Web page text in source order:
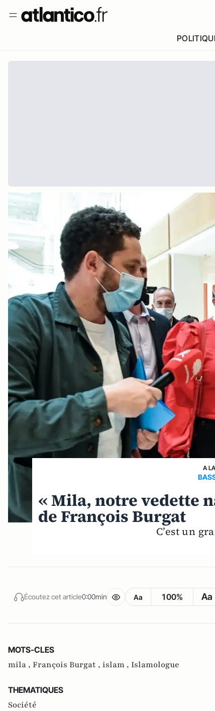
A
« Mila, notre vedette
de François Burgat
C’est un
Écoutez cet article0:00min Aa 100% Aa
MOTS-CLES
mila , François Burgat , islam , Islamologue
THEMATIQUES
Société